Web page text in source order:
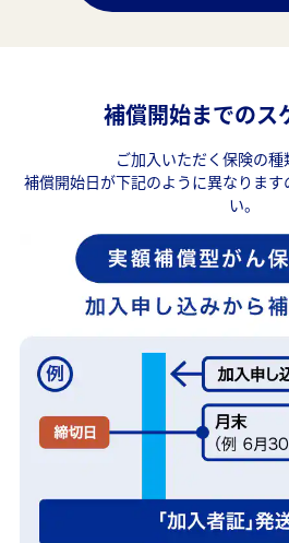
補償開始までのス
ご加入いただく保険の種
補償開始日が下記のように異なりま
い。